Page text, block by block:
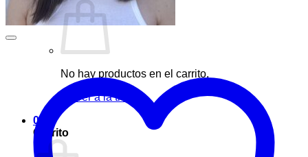
No hay productos en el carrito.
Volver a la tienda
0
Carrito